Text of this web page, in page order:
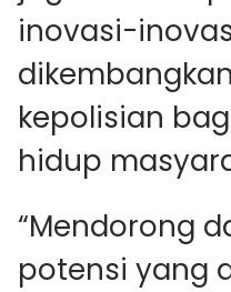
inovasi-
kepolisian
hidup
“Mendorong
potensi yang